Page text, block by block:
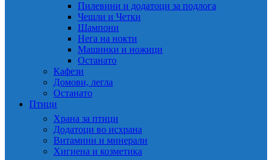
Пилевини и додатоци за подлога
Чешли и Четки
Шампони
Нега на нокти
Машинки и ножици
Останато
Кафези
Домови, легла
Останато
Птици
Храна за птици
Додатоци во исхрана
Витамини и минерали
Хигиена и козметика